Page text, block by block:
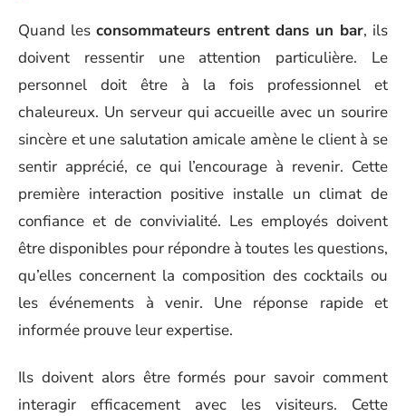
Quand les consommateurs entrent dans un bar, ils
doivent ressentir une attention particulière. Le
personnel doit être à la fois professionnel et
chaleureux. Un serveur qui accueille avec un sourire
sincère et une salutation amicale amène le client à se
sentir apprécié, ce qui l’encourage à revenir. Cette
première interaction positive installe un climat de
confiance et de convivialité. Les employés doivent
être disponibles pour répondre à toutes les questions,
qu’elles concernent la composition des cocktails ou
les événements à venir. Une réponse rapide et
informée prouve leur expertise.
Ils doivent alors être formés pour savoir comment
interagir efficacement avec les visiteurs. Cette